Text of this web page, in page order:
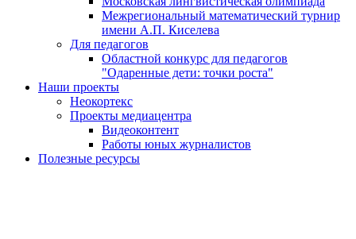
Межрегиональный математический турнир
имени А.П. Киселева
Для педагогов
Областной конкурс для педагогов
"Одаренные дети: точки роста"
Наши проекты
Неокортекс
Проекты медиацентра
Видеоконтент
Работы юных журналистов
Полезные ресурсы